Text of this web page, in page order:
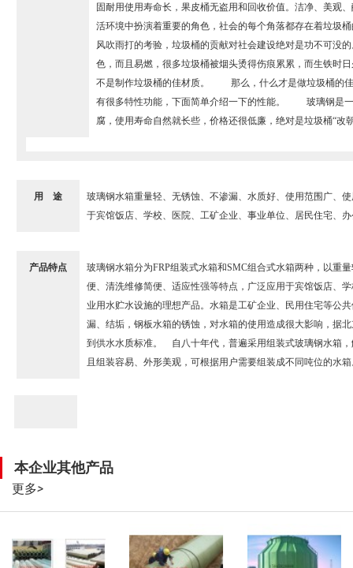
固耐用使用寿命长，果皮桶无盗用和回收价值。洁净、美观
活环境中扮演着重要的角色，社会的每个角落都存在着垃圾
风吹雨打的考验，垃圾桶的贡献对社会建设绝对是功不可
色，而且易燃，很多垃圾桶被烟头烫得伤痕累累，而生铁时
不是制作垃圾桶的佳材质。 那么，什么才是做垃圾桶的佳
有很多特性功能，下面简单介绍一下的性能。 玻璃钢是一
腐，使用寿命自然就长些，价格还很低廉，绝对是垃圾桶“改
用 途
玻璃钢水箱重量轻、无锈蚀、不渗漏、水质好、使用范围广、
于宾馆饭店、学校、医院、工矿企业、事业单位、居民住宅、
产品特点
玻璃钢水箱分为FRP组装式水箱和SMC组合式水箱两种，以重
便、清洗维修简便、适应性强等特点，广泛应用于宾馆饭店、
业用水贮水设施的理想产品。水箱是工矿企业、民用住宅等公
漏、结垢，钢板水箱的锈蚀，对水箱的使用造成很大影响，据
到供水水质标准。 自八十年代，普遍采用组装式玻璃钢水箱
且组装容易、外形美观，可根据用户需要组装成不同吨位的水
本企业其他产品
更多>